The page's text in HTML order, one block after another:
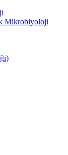
Mikrobiyoloji